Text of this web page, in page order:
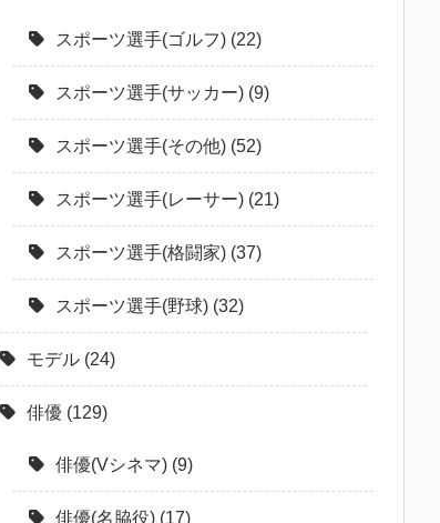
スポーツ選手(ゴルフ) (22)
スポーツ選手(サッカー) (9)
スポーツ選手(その他) (52)
スポーツ選手(レーサー) (21)
スポーツ選手(格闘家) (37)
スポーツ選手(野球) (32)
モデル (24)
俳優 (129)
俳優(Vシネマ) (9)
俳優(名脇役) (17)